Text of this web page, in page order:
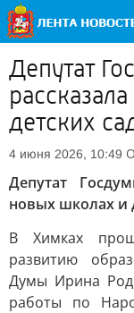
Депутат
детских
4 июня 2026, 10:49
Депутат
новых школах и
В Химках
развитию
Думы Ирина
работы по